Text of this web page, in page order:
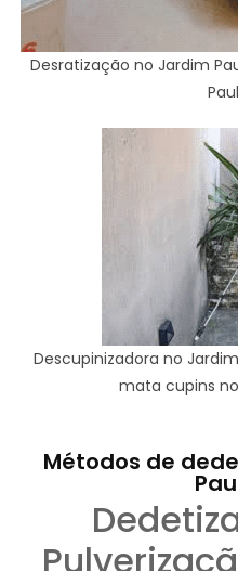
Desratização no Jardim
Descupinizadora no
mata cupins
Métodos de